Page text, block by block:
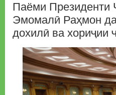
Паёми Президенти
Эмомалӣ Раҳмон
дохилӣ ва хориҷии